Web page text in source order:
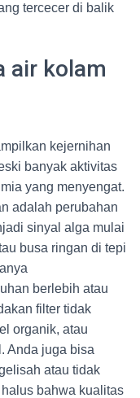
tercecer di balik
air kolam
kejernihan
banyak aktivitas
yang menyengat.
adalah perubahan
sinyal alga mulai
busa ringan di tepi
berlebih atau
filter tidak
organik, atau
Anda juga bisa
atau tidak
bahwa kualitas